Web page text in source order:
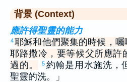
背景 (Context)
應許得聖靈的能力
4耶穌和他們聚集的時候，
耶路撒冷，要等候父所應許
過的。
5 約翰是用水施洗，
聖靈的洗。」